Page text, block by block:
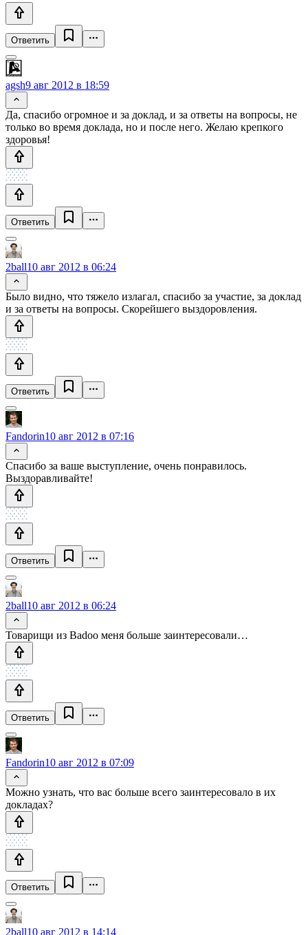
Ответить
agsh9 авг 2012 в 18:59
Да, спасибо огромное и за доклад, и за ответы на вопросы, не
только во время доклада, но и после него. Желаю крепкого
здоровья!
Ответить
2ball10 авг 2012 в 06:24
Было видно, что тяжело излагал, спасибо за участие, за доклад
и за ответы на вопросы. Скорейшего выздоровления.
Ответить
Fandorin10 авг 2012 в 07:16
Спасибо за ваше выступление, очень понравилось.
Выздоравливайте!
Ответить
2ball10 авг 2012 в 06:24
Товарищи из Badoo меня больше заинтересовали…
Ответить
Fandorin10 авг 2012 в 07:09
Можно узнать, что вас больше всего заинтересовало в их
докладах?
Ответить
2ball10 авг 2012 в 14:14